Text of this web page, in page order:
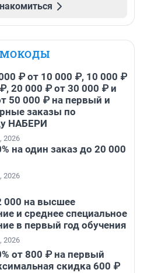
₽ от 10 000 ₽, 10 000 ₽
20 000 ₽ от 30 000 ₽ и
50 000 ₽ на первый и
заказы по
НАБЕРИ
2026
на один заказ до 20 000
2026
000 на высшее
и среднее специальное
в первый год обучения
2026
от 800 ₽ на первый
скидка 600 ₽